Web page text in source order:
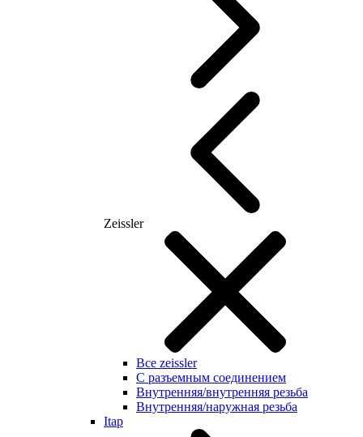
Zeissler
Все zeissler
С разъемным соединением
Внутренняя/внутренняя резьба
Внутренняя/наружная резьба
Itap